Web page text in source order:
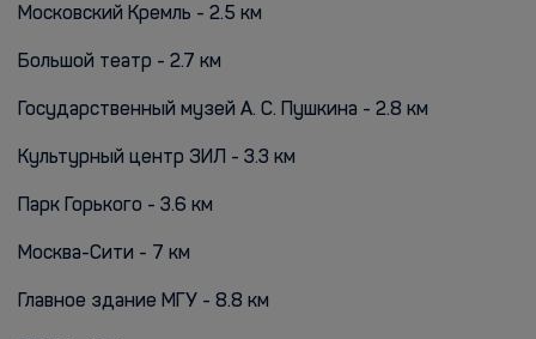
Московский Кремль - 2.5 км
Большой театр - 2.7 км
Государственный музей А. С. Пушкина - 2.8 км
Культурный центр ЗИЛ - 3.3 км
Парк Горького - 3.6 км
Москва-Сити - 7 км
Главное здание МГУ - 8.8 км